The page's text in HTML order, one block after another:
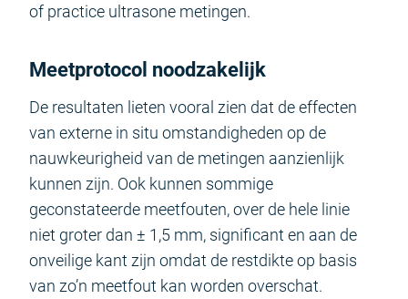
of practice ultrasone metingen.
Meetprotocol noodzakelijk
De resultaten lieten vooral zien dat de effecten
van externe in situ omstandigheden op de
nauwkeurigheid van de metingen aanzienlijk
kunnen zijn. Ook kunnen sommige
geconstateerde meetfouten, over de hele linie
niet groter dan ± 1,5 mm, significant en aan de
onveilige kant zijn omdat de restdikte op basis
van zo’n meetfout kan worden overschat.